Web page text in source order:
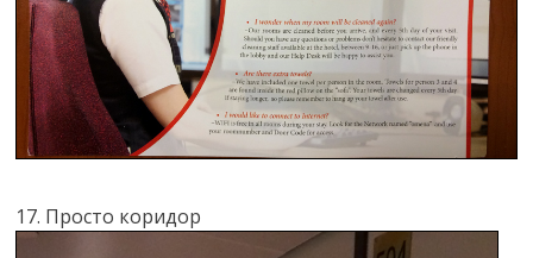
17. Просто коридор